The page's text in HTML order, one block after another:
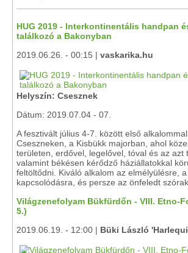
HUG 2019 - Interkontinentális handpan
találkozó a Bakonyban
2019.06.26. - 00:15 | vaskarika.hu
Helyszín: Csesznek
Dátum: 2019.07.04 - 07.
A fesztivált július 4-7. között első
Cseszneken, a Kisbükk majorban, ahol
területen, erdővel, legelővel, tóval és az azt
valamint békésen kérődző háziállatokkal
feltöltődni. Kiváló alkalom az elmélyülésre,
kapcsolódásra, és persze az önfeledt
Világzenefolyam Bükfürdőn - VIII. Etno-
5.)
2019.06.19. - 12:00 | Büki László